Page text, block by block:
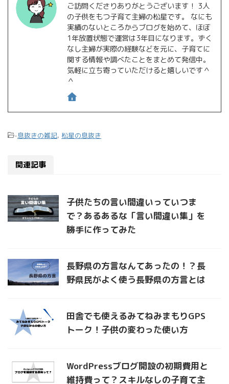
ご訪問くださりありがとうございます！ 3人
の子供をもつ子育て主婦の松星です。 なにも
実績のないところからブログを始めて、ほぼ
1年放置状態で運営は3年目になります。ずく
なし主婦が実際の経験などを元に、子育てに
関する情報や調べたことをまとめて発信中。
気軽に立ち寄っていただけると嬉しいです＾
＾
-息抜きの雑記, 松星の息抜き
関連記事
子供たちの言い間違いっていつま
で？あるあるな「言い間違い集」を
勝手に作ってみた
長野県の方言なんてあったの！？長
野県民がよく使う長野県の方言とは
田舎でも使えるみてねみまもりGPS
トーク！子供の変わった使い方
WordPressブログ開設の初期費用と
維持費って？スキルなしの子育て主